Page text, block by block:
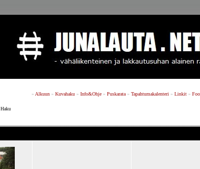
» Alkuun» Kuvahaku» Info&Ohje» Puskarata» Tapahtumakalenteri » Linkit»
Haku